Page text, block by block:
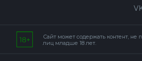
Сайт может содержать контент, не
лиц младше 18 лет.